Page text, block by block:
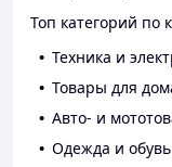
Топ категорий по
Техника и
Товары для
Авто- и
Одежда и обувь